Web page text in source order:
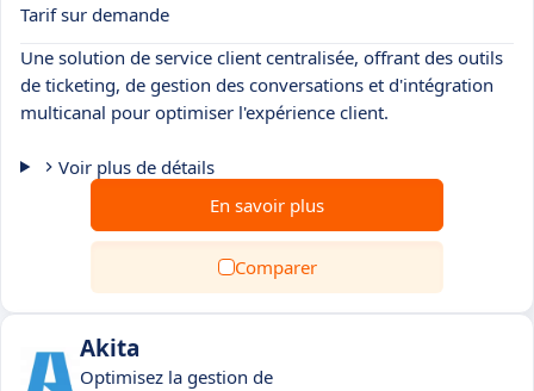
Tarif sur demande
Une solution de service client centralisée, offrant des outils
de ticketing, de gestion des conversations et d'intégration
multicanal pour optimiser l'expérience client.
Voir plus de détails
En savoir plus
Comparer
Akita
Optimisez la gestion de